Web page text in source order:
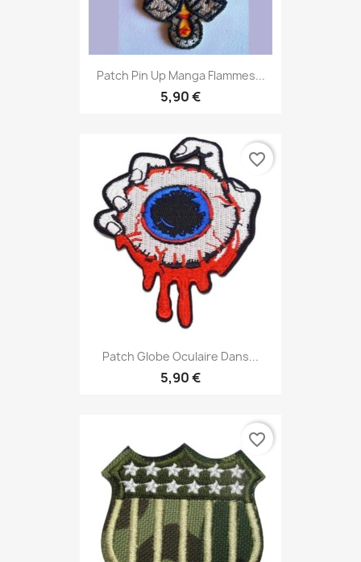
Patch Pin Up Manga Flammes...
5,90 €
Patch Globe Oculaire Dans...
5,90 €
favorite_border
favorite_border